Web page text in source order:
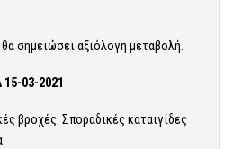
σημειώσει αξιόλογη μεταβολή.
03-2021
βροχές. Σποραδικές καταιγίδες